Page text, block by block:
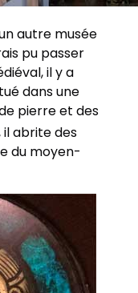
autre musée
pu passer
il y a
dans une
pierre et des
il abrite des
du moyen-